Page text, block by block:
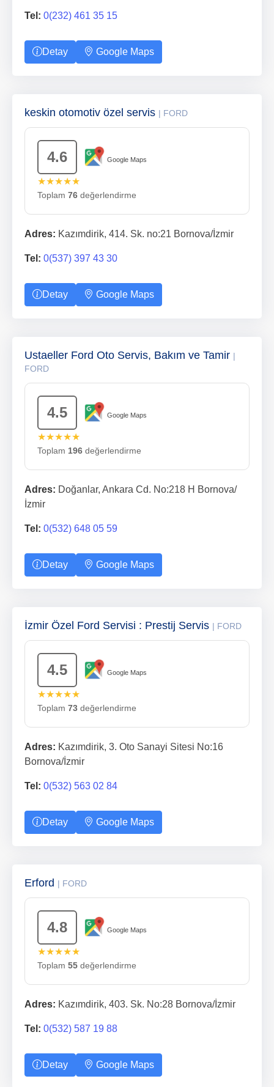
Tel: 0(232) 461 35 15
Detay Google Maps
keskin otomotiv özel servis | FORD
4.6 Google Maps
★★★★★
Toplam 76 değerlendirme
Adres: Kazımdirik, 414. Sk. no:21 Bornova/İzmir
Tel: 0(537) 397 43 30
Detay Google Maps
Ustaeller Ford Oto Servis, Bakım ve Tamir |
FORD
4.5 Google Maps
★★★★★
Toplam 196 değerlendirme
Adres: Doğanlar, Ankara Cd. No:218 H Bornova/
İzmir
Tel: 0(532) 648 05 59
Detay Google Maps
İzmir Özel Ford Servisi : Prestij Servis | FORD
4.5 Google Maps
★★★★★
Toplam 73 değerlendirme
Adres: Kazımdirik, 3. Oto Sanayi Sitesi No:16
Bornova/İzmir
Tel: 0(532) 563 02 84
Detay Google Maps
Erford | FORD
4.8 Google Maps
★★★★★
Toplam 55 değerlendirme
Adres: Kazımdirik, 403. Sk. No:28 Bornova/İzmir
Tel: 0(532) 587 19 88
Detay Google Maps